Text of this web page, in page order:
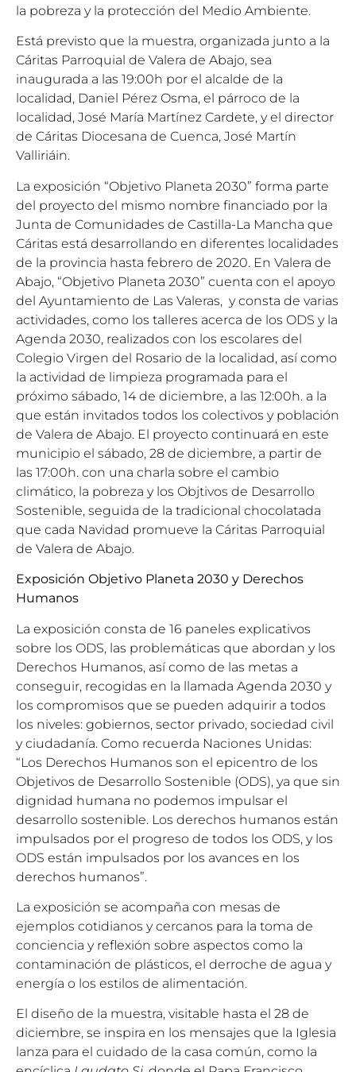
la pobreza y la protección del Medio Ambiente.
Está previsto que la muestra, organizada junto a la
Cáritas Parroquial de Valera de Abajo, sea
inaugurada a las 19:00h por el alcalde de la
localidad, Daniel Pérez Osma, el párroco de la
localidad, José María Martínez Cardete, y el director
de Cáritas Diocesana de Cuenca, José Martín
Valliriáin.
La exposición “Objetivo Planeta 2030” forma parte
del proyecto del mismo nombre financiado por la
Junta de Comunidades de Castilla-La Mancha que
Cáritas está desarrollando en diferentes localidades
de la provincia hasta febrero de 2020. En Valera de
Abajo, “Objetivo Planeta 2030” cuenta con el apoyo
del Ayuntamiento de Las Valeras, y consta de varias
actividades, como los talleres acerca de los ODS y la
Agenda 2030, realizados con los escolares del
Colegio Virgen del Rosario de la localidad, así como
la actividad de limpieza programada para el
próximo sábado, 14 de diciembre, a las 12:00h. a la
que están invitados todos los colectivos y población
de Valera de Abajo. El proyecto continuará en este
municipio el sábado, 28 de diciembre, a partir de
las 17:00h. con una charla sobre el cambio
climático, la pobreza y los Objtivos de Desarrollo
Sostenible, seguida de la tradicional chocolatada
que cada Navidad promueve la Cáritas Parroquial
de Valera de Abajo.
Exposición Objetivo Planeta 2030 y Derechos
Humanos
La exposición consta de 16 paneles explicativos
sobre los ODS, las problemáticas que abordan y los
Derechos Humanos, así como de las metas a
conseguir, recogidas en la llamada Agenda 2030 y
los compromisos que se pueden adquirir a todos
los niveles: gobiernos, sector privado, sociedad civil
y ciudadanía. Como recuerda Naciones Unidas:
“Los Derechos Humanos son el epicentro de los
Objetivos de Desarrollo Sostenible (ODS), ya que sin
dignidad humana no podemos impulsar el
desarrollo sostenible. Los derechos humanos están
impulsados ​​por el progreso de todos los ODS, y los
ODS están impulsados ​​por los avances en los
derechos humanos”.
La exposición se acompaña con mesas de
ejemplos cotidianos y cercanos para la toma de
conciencia y reflexión sobre aspectos como la
contaminación de plásticos, el derroche de agua y
energía o los estilos de alimentación.
El diseño de la muestra, visitable hasta el 28 de
diciembre, se inspira en los mensajes que la Iglesia
lanza para el cuidado de la casa común, como la